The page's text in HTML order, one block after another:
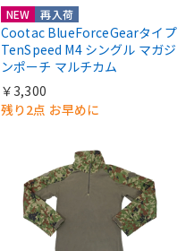
NEW 再入荷
Cootac BlueForceGearタイプ
TenSpeed M4 シングル マガジ
ンポーチ マルチカム
￥3,300
残り2点 お早めに